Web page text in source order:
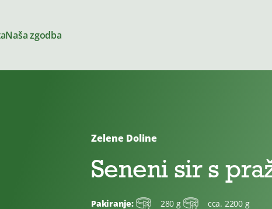
Naša zgodba
Za kuhanje
Zelene Doline
Seneni sir s
Pakiranje: 280 g cca. 2200 g